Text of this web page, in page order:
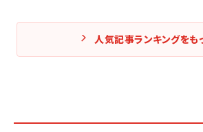
人気記事ランキングをも